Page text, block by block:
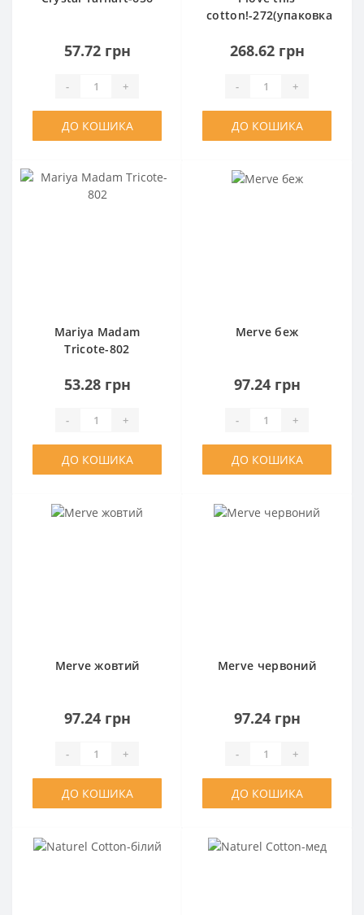
57.72 грн
- +
ДО КОШИКА
cotton!-272(упаковка
268.62 грн
- +
ДО КОШИКА
Mariya Madam
Tricote-802
53.28 грн
- +
ДО КОШИКА
Merve беж
97.24 грн
- +
ДО КОШИКА
Merve жовтий
97.24 грн
- +
ДО КОШИКА
Merve червоний
97.24 грн
- +
ДО КОШИКА